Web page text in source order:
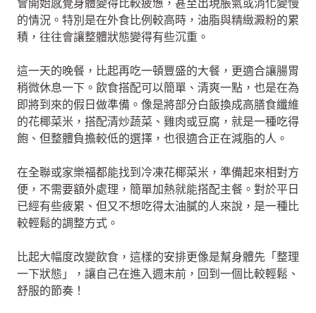
會開始感覺身體變得比較疲憊，甚至出現脹氣或消化變慢
的情況。特別是在外食比例較高時，油脂與精緻澱粉的累
積，往往會讓整體狀態變得有些沉重。
這一天的晚餐，比起再吃一頓豐盛的大餐，更適合讓腸胃
稍微休息一下。飲食搭配可以簡單、清爽一點，也是在為
即將到來的假日做準備。像是將部分白飯換成高膳食纖維
的花椰菜米，搭配清炒蔬菜、雞肉或豆腐，就是一種吃得
飽、但整體負擔較低的選擇，也很適合正在減脂的人。
在全聯或家樂福都能找到冷凍花椰菜米，準備起來相對方
便，不需要額外處理，簡單加熱就能搭配主餐。對於平日
已經有些疲累、但又不想吃得太油膩的人來說，是一種比
較輕鬆的調整方式。
比起大幅度改變飲食，這樣的安排更像是幫身體先「整理
一下狀態」，讓自己在進入週末前，回到一個比較輕鬆、
舒服的節奏！